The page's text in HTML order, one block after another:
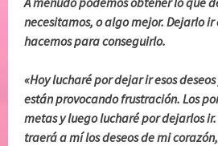
necesitamos, o algo mejor. Dejarlo
hacemos para conseguirlo.
«Hoy lucharé por dejar ir esos
están provocando frustración. Los
metas y luego lucharé por dejarlos
traerá a mí los deseos de mi